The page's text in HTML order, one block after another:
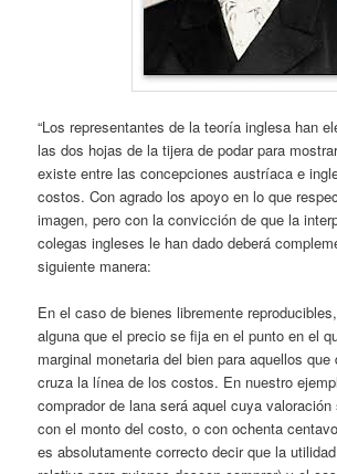
“Los representantes de la teoría inglesa han
las dos hojas de la tijera de podar para
existe entre las concepciones austríaca e
costos. Con agrado los apoyo en lo que
imagen, pero con la convicción de que la
colegas ingleses le han dado deberá
siguiente manera:
En el caso de bienes libremente
alguna que el precio se fija en el punto en el
marginal monetaria del bien para aquellos que
cruza la línea de los costos. En nuestro
comprador de lana será aquel cuya
con el monto del costo, o con ochenta
es absolutamente correcto decir que la